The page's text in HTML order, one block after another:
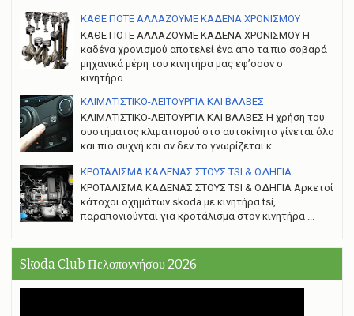
ΚΑΘΕ ΠΟΤΕ ΑΛΛΑΖΟΥΜΕ ΚΑΔΕΝΑ ΧΡΟΝΙΣΜΟΥ
ΚΑΘΕ ΠΟΤΕ ΑΛΛΑΖΟΥΜΕ ΚΑΔΕΝΑ ΧΡΟΝΙΣΜΟΥ Η
καδένα χρονισμού αποτελεί ένα απο τα πιο σοβαρά
μηχανικά μέρη του κινητήρα μας εφ’οσον ο
κινητήρα...
ΚΛΙΜΑΤΙΣΤΙΚΟ-ΛΕΙΤΟΥΡΓΙΑ ΚΑΙ ΒΛΑΒΕΣ
ΚΛΙΜΑΤΙΣΤΙΚΟ-ΛΕΙΤΟΥΡΓΙΑ ΚΑΙ ΒΛΑΒΕΣ H χρήση του
συστήματος κλιματισμού στο αυτοκίνητο γίνεται όλο
και πιο συχνή και αν δεν το γνωρίζεται κ...
ΚΡΟΤΑΛΙΣΜΑ ΚΑΔΕΝΑΣ ΣΤΟΥΣ TSI & ΟΔΗΓΙΑ
ΚΡΟΤΑΛΙΣΜΑ ΚΑΔΕΝΑΣ ΣΤΟΥΣ TSI & ΟΔΗΓΙΑ Αρκετοί
κάτοχοι οχημάτων skoda με κινητήρα tsi,
παραπονιούνται για κροτάλισμα στον κινητήρα ...
Skoda Club Πελοποννήσου 2026